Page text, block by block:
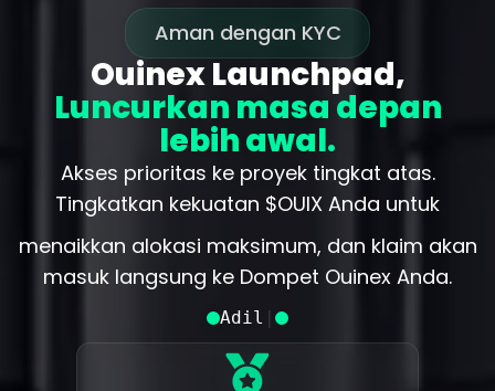
Aman dengan KYC
Sistem Tingkat
Ouinex Launchpad,
Luncurkan masa depan
lebih awal.
Akses prioritas ke proyek tingkat atas.
Tingkatkan kekuatan $OUIX Anda untuk
menaikkan alokasi maksimum, dan klaim akan
masuk langsung ke Dompet Ouinex Anda.
Adil |